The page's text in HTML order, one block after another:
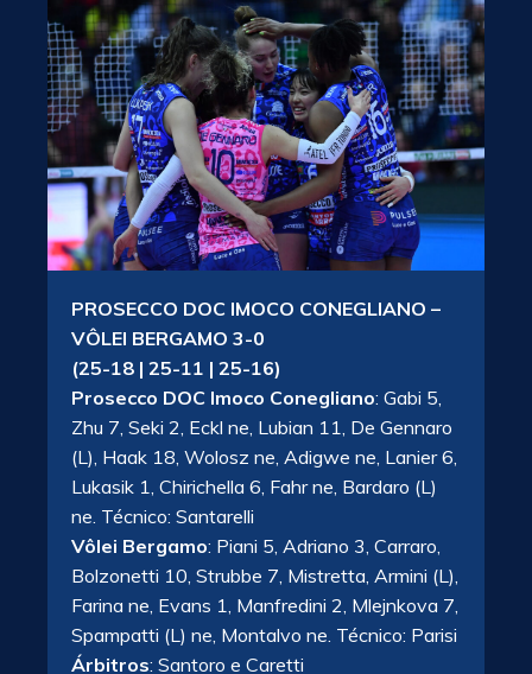
PROSECCO DOC IMOCO CONEGLIANO –
VÔLEI BERGAMO 3-0
(25-18 | 25-11 | 25-16)
Prosecco DOC Imoco Conegliano: Gabi 5,
Zhu 7, Seki 2, Eckl ne, Lubian 11, De Gennaro
(L), Haak 18, Wolosz ne, Adigwe ne, Lanier 6,
Lukasik 1, Chirichella 6, Fahr ne, Bardaro (L)
ne. Técnico: Santarelli
Vôlei Bergamo: Piani 5, Adriano 3, Carraro,
Bolzonetti 10, Strubbe 7, Mistretta, Armini (L),
Farina ne, Evans 1, Manfredini 2, Mlejnkova 7,
Spampatti (L) ne, Montalvo ne. Técnico: Parisi
Árbitros: Santoro e Caretti